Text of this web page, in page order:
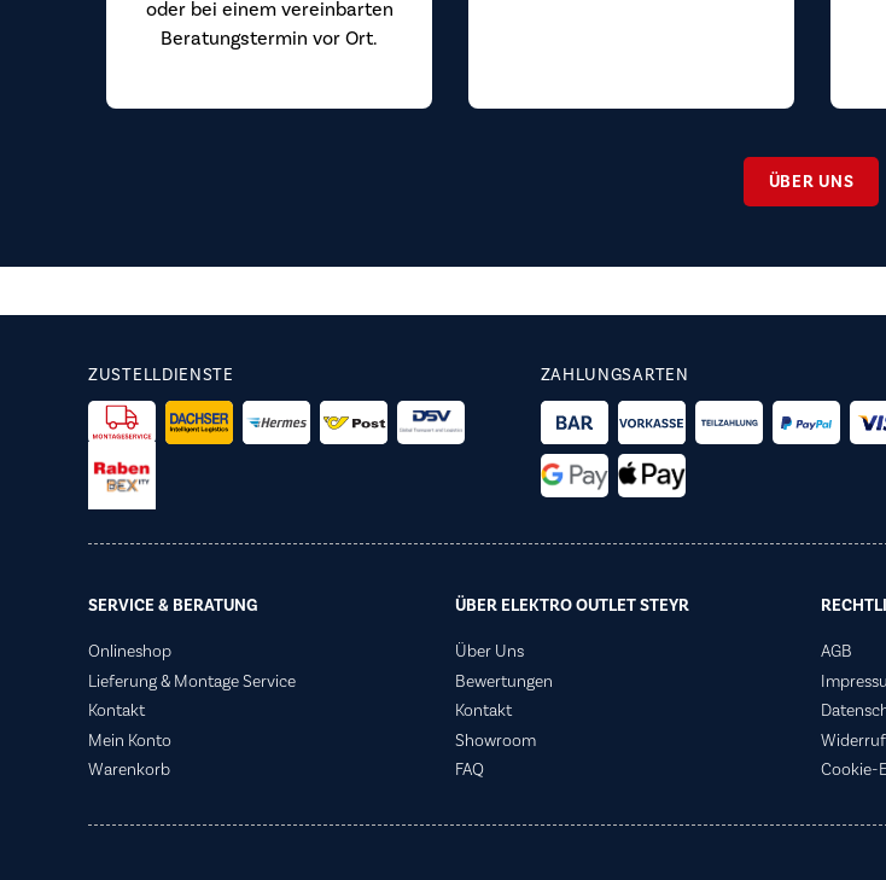
oder bei einem vereinbarten
Beratungstermin vor Ort.
ÜBER UNS
ZUSTELLDIENSTE ZAHLUNGSARTEN
SERVICE & BERATUNG
Onlineshop
Lieferung & Montage Service
Kontakt
Mein Konto
Warenkorb
ÜBER ELEKTRO OUTLET STEYR
Über Uns
Bewertungen
Kontakt
Showroom
FAQ
AGB
Cookie-